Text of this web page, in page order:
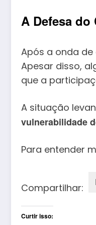
A Defesa
Após a onda
Apesar disso,
que a
A situação
vulnerabilidade
Para entender
Compartilhar:
Curtir isso: